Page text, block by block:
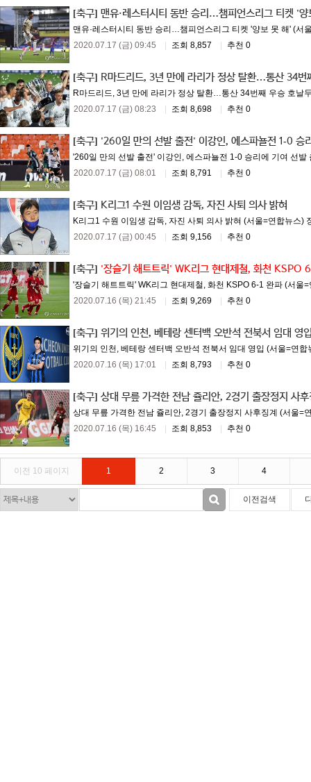
[축구] 맨유·레스터시티 동반 승리…챔피언스리그 티켓 '
맨유·레스터시티 동반 승리…챔피언스리그 티켓 '양보 못 해' (서
2020.07.17 (금) 09:45
조회 8,857 추천 0
[축구] R마드리드, 3년 만에 라리가 정상 탈환…통산 34번
R마드리드, 3년 만에 라리가 정상 탈환…통산 34번째 우승 호날
2020.07.17 (금) 08:23
조회 8,698 추천 0
[축구] '260일 만의 선발 출전' 이강인, 에스파뇰전 1-0 승
'260일 만의 선발 출전' 이강인, 에스파뇰전 1-0 승리에 기여 선
2020.07.17 (금) 08:01
조회 8,791 추천 0
[축구] K리그1 수원 이임생 감독, 자진 사퇴 의사 밝혀
K리그1 수원 이임생 감독, 자진 사퇴 의사 밝혀 (서울=연합뉴스
2020.07.17 (금) 00:45
조회 9,156 추천 0
[축구] '장슬기 해트트릭' WK리그 현대제철, 화천 KSPO
'장슬기 해트트릭' WK리그 현대제철, 화천 KSPO 6-1 완파 (서울
2020.07.16 (목) 21:45
조회 9,269 추천 0
[축구] 위기의 인천, 베테랑 센터백 오반석 전북서 임대 영
위기의 인천, 베테랑 센터백 오반석 전북서 임대 영입 (서울=연
2020.07.16 (목) 17:01
조회 8,793 추천 0
[축구] 상대 무릎 가격한 전남 쥴리안, 2경기 출장정지 사후
상대 무릎 가격한 전남 쥴리안, 2경기 출장정지 사후징계 (서울=
2020.07.16 (목) 16:45
조회 8,853 추천 0
이전 10 페이지 1 2 3 4
이전검색